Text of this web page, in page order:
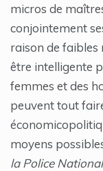
micros de
conjointement
raison de faibles
être intelligente
femmes et des
peuvent tout
moyens
la Police